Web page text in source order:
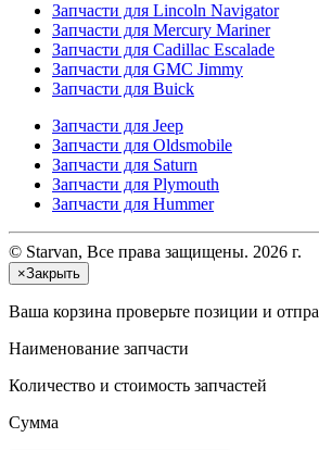
Запчасти для Lincoln Navigator
Запчасти для Mercury Mariner
Запчасти для Cadillac Escalade
Запчасти для GMC Jimmy
Запчасти для Buick
Запчасти для Jeep
Запчасти для Oldsmobile
Запчасти для Saturn
Запчасти для Plymouth
Запчасти для Hummer
© Starvan, Все права защищены. 2026 г.
×Закрыть
Ваша корзина проверьте позиции и
Наименование запчасти
Количество и стоимость запчастей
Сумма